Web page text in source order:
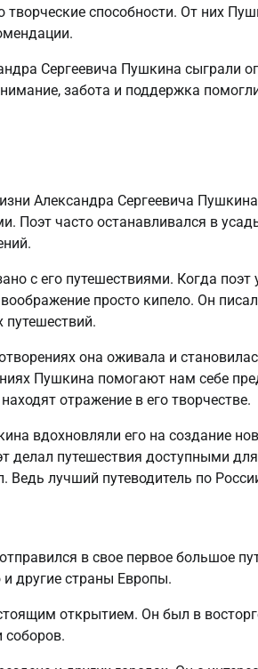
творческие способности. От них
Сергеевича Пушкина сыграли
забота и поддержка
Александра Сергеевича
Поэт часто останавливался в
с его путешествиями. Когда
просто кипело. Он
путешествий.
она оживала и
Пушкина помогают нам себе
отражение в его творчестве.
вдохновляли его на создание
делал путешествия доступными
лучший путеводитель по
в свое первое большое
другие страны Европы.
открытием. Он был в
соборов.